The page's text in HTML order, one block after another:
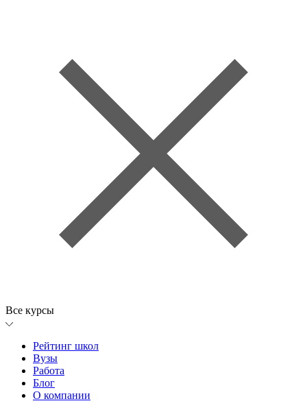
Все курсы
Рейтинг школ
Вузы
Работа
Блог
О компании